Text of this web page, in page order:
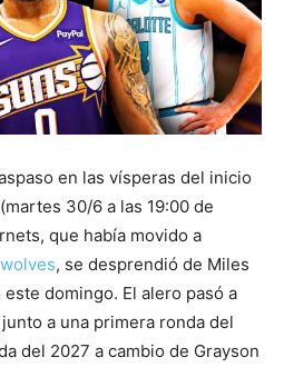
en las vísperas del inicio
30/6 a las 19:00 de
que había movido a
, se desprendió de Miles
domingo. El alero pasó a
a una primera ronda del
del 2027 a cambio de Grayson